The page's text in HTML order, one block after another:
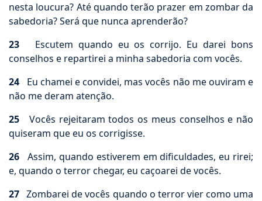
nesta loucura? Até quando terão prazer em zombar da
sabedoria? Será que nunca aprenderão?
23 Escutem quando eu os corrijo. Eu darei bons
conselhos e repartirei a minha sabedoria com vocês.
24 Eu chamei e convidei, mas vocês não me ouviram e
não me deram atenção.
25 Vocês rejeitaram todos os meus conselhos e não
quiseram que eu os corrigisse.
26 Assim, quando estiverem em dificuldades, eu rirei;
e, quando o terror chegar, eu caçoarei de vocês.
27 Zombarei de vocês quando o terror vier como uma